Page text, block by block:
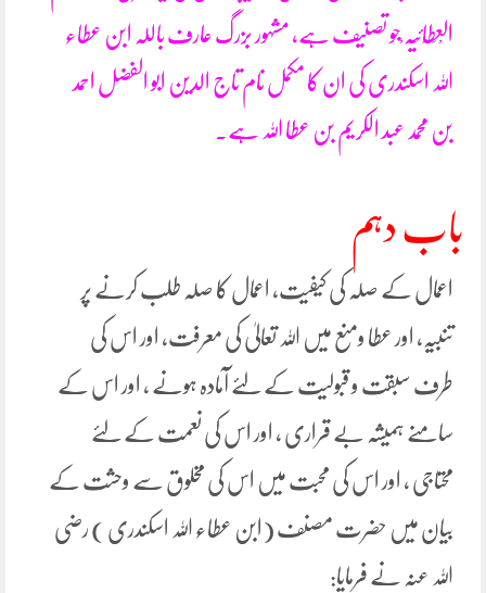
الْعِطَائِیَہ ْجو تصنیف ہے، مشہور بزرگ عارف باللہ ابن عطاء
اللہ اسکندری کی ان کا مکمل نام تاج الدین ابو الفضل احمد
بن محمد عبد الکریم بن عطا اللہ ہے۔
باب دہم
اعمال کے صلہ کی کیفیت، اعمال کا صلہ طلب کرنے پر
تنبیہ، اور عطا ومنع میں اللہ تعالیٰ کی معرفت، اور اس کی
طرف سبقت و قبولیت کے لئے آمادہ ہونے ، اور اس کے
سامنے ہمیشہ بے قراری ، اور اس کی نعمت کے لئے
محتاجی ، اور اس کی محبت میں اس کی مخلوق سے وحشت کے
بیان میں حضرت مصنف (ابن عطاء اللہ اسکندری ) رضی
اللہ عنہ نے فرمایا: